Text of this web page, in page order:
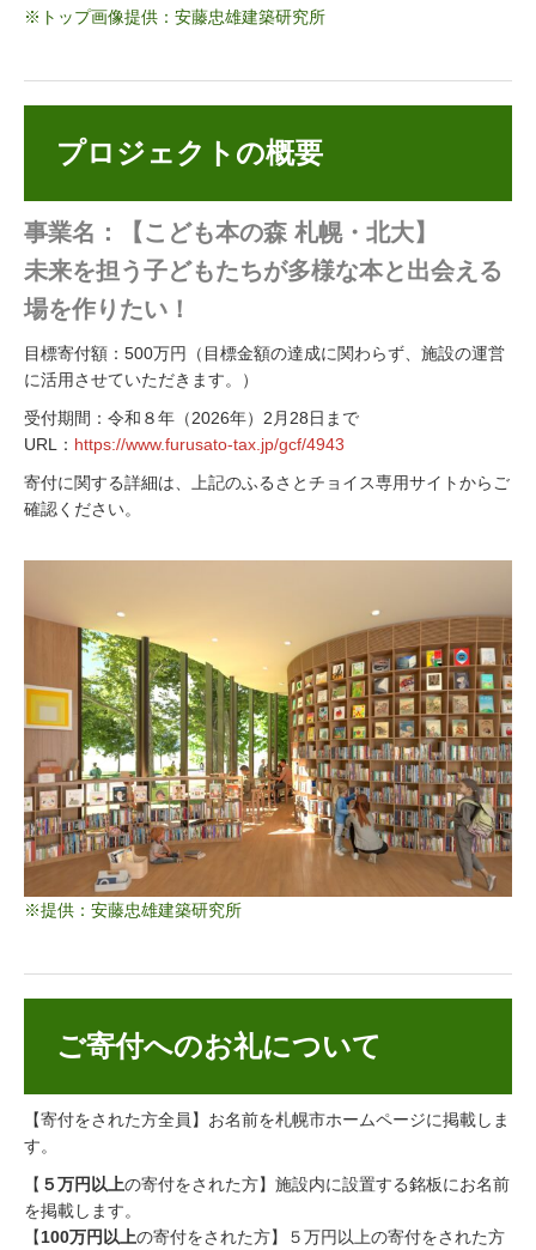
※トップ画像提供：安藤忠雄建築研究所
プロジェクトの概要
事業名：【こども本の森 札幌・北大】
未来を担う子どもたちが多様な本と出会える
場を作りたい！
目標寄付額：500万円（目標金額の達成に関わらず、施設の運営
に活用させていただきます。）
受付期間：令和８年（2026年）2月28日まで
URL： https://www.furusato-tax.jp/gcf/4943
寄付に関する詳細は、上記のふるさとチョイス専用サイトからご
確認ください。
※提供：安藤忠雄建築研究所
ご寄付へのお礼について
【寄付をされた方全員】お名前を札幌市ホームページに掲載しま
す。
【 ５万円以上の寄付をされた方】施設内に設置する銘板にお名前
を掲載します。
【100万円以上の寄付をされた方】５万円以上の寄付をされた方